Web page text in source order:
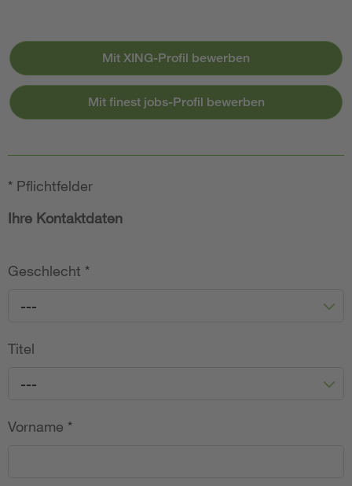
Mit XING-Profil bewerben
Mit finest jobs-Profil bewerben
* Pflichtfelder
Ihre Kontaktdaten
Geschlecht *
---
Titel
---
Vorname *